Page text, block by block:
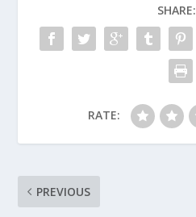
SHARE:
RATE:
PREVIOUS